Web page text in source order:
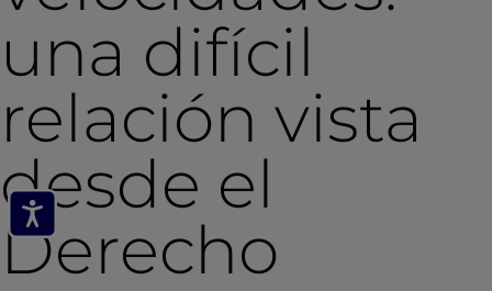
una difícil
relación vista
desde el
Derecho